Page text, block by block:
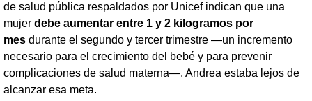
de salud pública respaldados por Unicef indican que una
mujer debe aumentar entre 1 y 2 kilogramos por
mes durante el segundo y tercer trimestre —un incremento
necesario para el crecimiento del bebé y para prevenir
complicaciones de salud materna—. Andrea estaba lejos de
alcanzar esa meta.